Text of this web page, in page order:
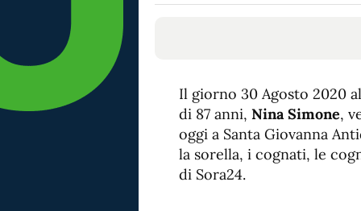
Il giorno 30 Agosto 2020
di 87 anni, Nina Simone,
oggi a Santa Giovanna
la sorella, i cognati, le
di Sora24.